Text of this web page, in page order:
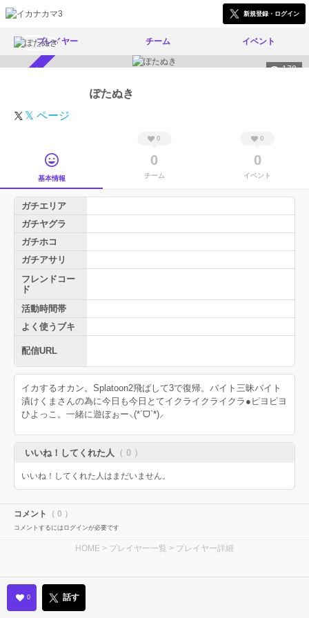
新規登録・ログイン
プレイヤー チーム イベント
170
ぽたぬき
𝕏 ページ
基本情報
0
0
チーム
0
0
イベント
ガチエリア
ガチヤグラ
ガチホコ
ガチアサリ
フレンドコー
ド
活動時間帯
よく使うブキ
配信URL
イカするオカン。Splatoon2飛ばして3で復帰。バイト三昧バイト
漬けくまさんの為に今日も今日とてイクライクライクラ●ピヨピヨ
ひよっこ。一緒に遊ぼぉー⸜(*´ᗜ`*)⸝
いいね！してくれた人 （ 0 ）
いいね！してくれた人はまだいません。
コメント （ 0 ）
コメントするにはログインが必要です
HOME > プレイヤー一覧 > プレイヤー詳細
0 話す